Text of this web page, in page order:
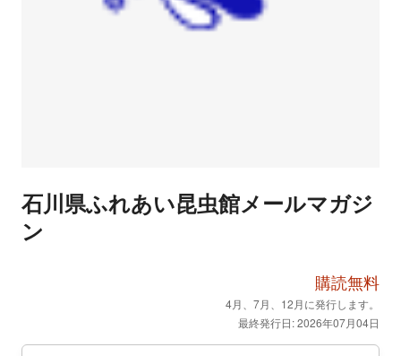
石川県ふれあい昆虫館メールマガジ
ン
購読無料
4月、7月、12月に発行します。
最終発行日: 2026年07月04日